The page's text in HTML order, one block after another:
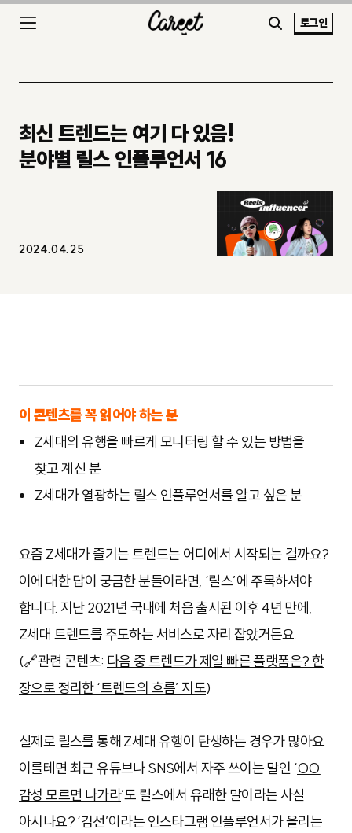
로그인
최신 트렌드는 여기 다 있음!
분야별 릴스 인플루언서 16
2024.04.25
이 콘텐츠를 꼭 읽어야 하는 분
Z세대의 유행을 빠르게 모니터링 할 수 있는 방법을
찾고 계신 분
Z세대가 열광하는 릴스 인플루언서를 알고 싶은 분
요즘 Z세대가 즐기는 트렌드는 어디에서 시작되는 걸까요?
이에 대한 답이 궁금한 분들이라면, ‘릴스’에 주목하셔야
합니다. 지난 2021년 국내에 처음 출시된 이후 4년 만에,
Z세대 트렌드를 주도하는 서비스로 자리 잡았거든요.
(🔗관련 콘텐츠: 다음 중 트렌드가 제일 빠른 플랫폼은? 한
장으로 정리한 ‘트렌드의 흐름’ 지도)
실제로 릴스를 통해 Z세대 유행이 탄생하는 경우가 많아요.
이를테면 최근 유튜브나 SNS에서 자주 쓰이는 말인 ‘OO
감성 모르면 나가라’도 릴스에서 유래한 말이라는 사실
아시나요? ‘김선’이라는 인스타그램 인플루언서가 올리는